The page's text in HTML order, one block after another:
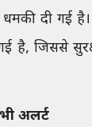
धमकी दी गई
है, जिससे
अलर्ट